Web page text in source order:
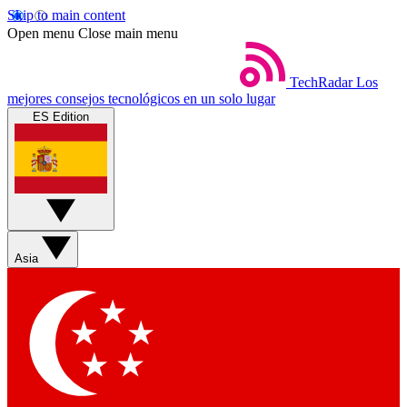
Skip to main content
Open menu Close main menu
TechRadar Los
mejores consejos tecnológicos en un solo lugar
ES Edition
Asia